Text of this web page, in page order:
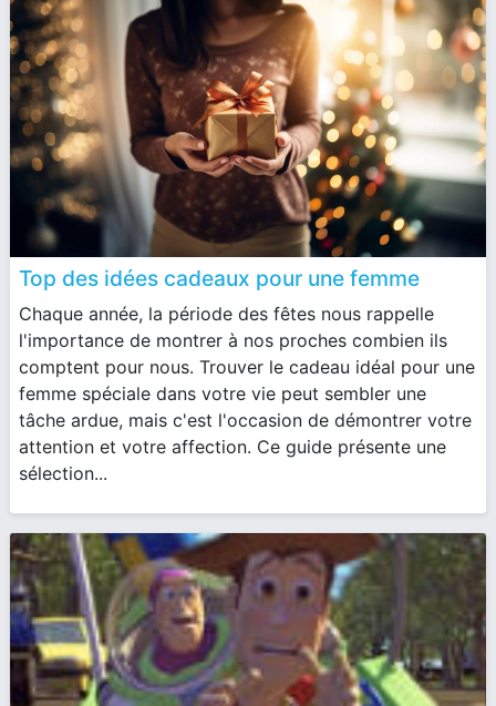
Top des idées cadeaux pour une femme
Chaque année, la période des fêtes nous rappelle
l'importance de montrer à nos proches combien ils
comptent pour nous. Trouver le cadeau idéal pour une
femme spéciale dans votre vie peut sembler une
tâche ardue, mais c'est l'occasion de démontrer votre
attention et votre affection. Ce guide présente une
sélection...